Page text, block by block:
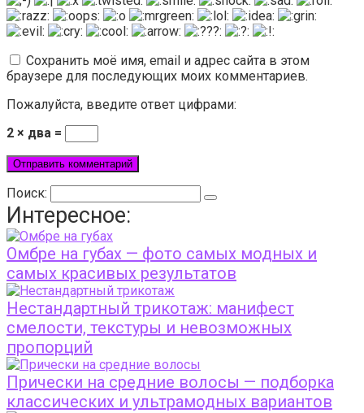
Сохранить моё имя, email и адрес сайта в этом
браузере для последующих моих комментариев.
Пожалуйста, введите ответ цифрами:
2 × два =
Поиск:
Интересное:
Омбре на губах — фото самых модных и
самых красивых результатов
Нестандартный трикотаж: манифест
смелости, текстуры и невозможных
пропорций
Прически на средние волосы — подборка
классических и ультрамодных вариантов